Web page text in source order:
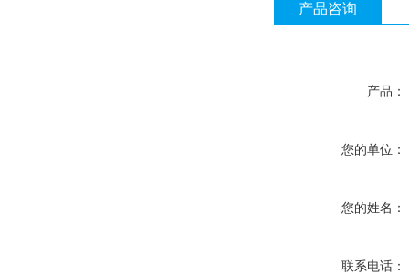
产品咨询
产品：
您的单位：
您的姓名：
联系电话：